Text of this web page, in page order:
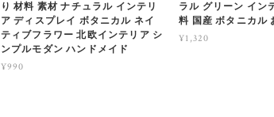
り 材料 素材 ナチュラル インテリ
ア ディスプレイ ボタニカル ネイ
ティブフラワー 北欧インテリア シ
ンプルモダン ハンドメイド
¥990
ラル グリーン イン
料 国産 ボタニカル
¥1,320